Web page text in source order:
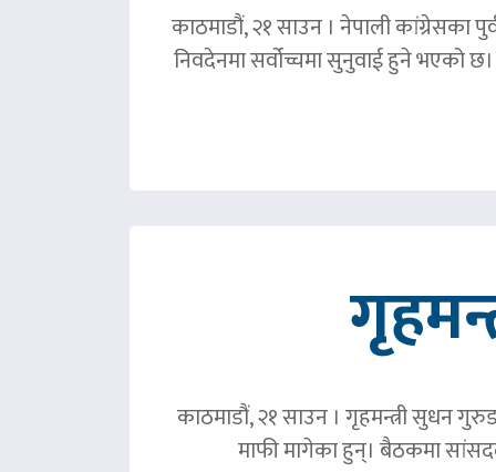
काठमाडौं, २१ साउन । नेपाली कांग्रेसका
निवदेनमा सर्वोच्चमा सुनुवाई हुने भएको छ।
काठमाडौं, २१ साउन । गृहमन्त्री सुधन
माफी मागेका हुन्। बैठकमा